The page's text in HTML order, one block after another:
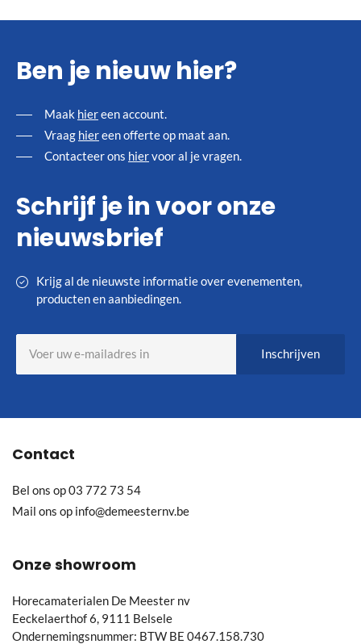
Ben je nieuw hier?
Maak hiereen account.
Vraag hiereen offerte op maat aan.
Contacteer ons hiervoor al je vragen.
Schrijf je in voor onze
nieuwsbrief
Krijg al de nieuwste informatie over evenementen,
producten en aanbiedingen.
op
Inschrijven
Contact
Bel ons op03 772 73 54
Mail ons op info@demeesternv.be
Onze showroom
Horecamaterialen De Meester nv
Eeckelaerthof 6, 9111 Belsele
Ondernemingsnummer: BTW BE 0467.158.730